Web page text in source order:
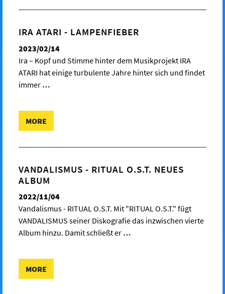
IRA ATARI - LAMPENFIEBER
2023/02/14
Ira – Kopf und Stimme hinter dem Musikprojekt IRA
ATARI hat einige turbulente Jahre hinter sich und findet
immer …
MORE
VANDALISMUS - RITUAL O.S.T. NEUES
ALBUM
2022/11/04
Vandalismus - RITUAL O.S.T. Mit "RITUAL O.S.T." fügt
VANDALISMUS seiner Diskografie das inzwischen vierte
Album hinzu. Damit schließt er …
MORE